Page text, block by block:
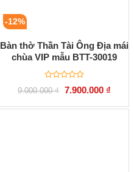
-12%
Bàn thờ Thần Tài Ông Địa mái
chùa VIP mẫu BTT-30019
Được
xếp
0
9.000.000₫ Giá
là:
7.900.000 ₫Giá
tại